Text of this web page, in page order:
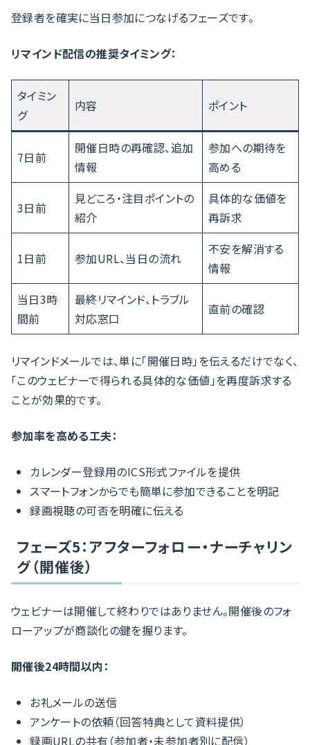
登録者を確実に当日参加につなげるフェーズです。
リマインド配信の推奨タイミング：
タイミン
グ
内容 ポイント
7日前
開催日時の再確認、追加
情報
参加への期待を
高める
3日前
見どころ・注目ポイントの
紹介
具体的な価値を
再訴求
1日前 参加URL、当日の流れ
不安を解消する
情報
当日3時
間前
最終リマインド、トラブル
対応窓口
直前の確認
リマインドメールでは、単に「開催日時」を伝えるだけでなく、
「このウェビナーで得られる具体的な価値」を再度訴求する
ことが効果的です。
参加率を高める工夫：
カレンダー登録用のICS形式ファイルを提供
スマートフォンからでも簡単に参加できることを明記
録画視聴の可否を明確に伝える
フェーズ5：アフターフォロー・ナーチャリン
グ（開催後）
ウェビナーは開催して終わりではありません。開催後のフォ
ローアップが商談化の鍵を握ります。
開催後24時間以内：
お礼メールの送信
アンケートの依頼（回答特典として資料提供）
録画URLの共有（参加者・未参加者別に配信）